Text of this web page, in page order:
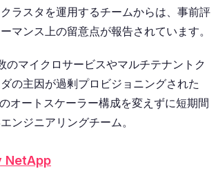
ラスタを運用するチームからは、事前評
マンス上の留意点が報告されています。
のマイクロサービスやマルチテナントク
の主因が過剰プロビジョニングされた
オートスケーラー構成を変えずに短期間
ンジニアリングチーム。
NetApp